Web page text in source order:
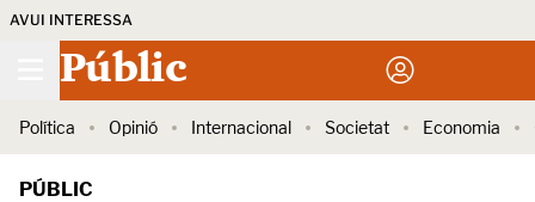
AVUI INTERESSA
Públic
Política Opinió Internacional Societat Economia
PÚBLIC